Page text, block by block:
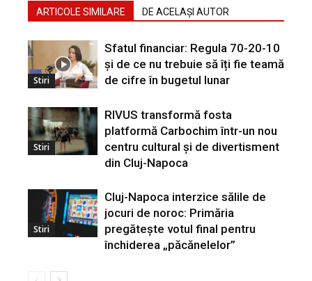
ARTICOLE SIMILARE DE ACELAȘI AUTOR
Stiri
Sfatul financiar: Regula 70-20-10
și de ce nu trebuie să îți fie teamă
de cifre în bugetul lunar
Stiri
RIVUS transformă fosta
platformă Carbochim într-un nou
centru cultural și de divertisment
din Cluj-Napoca
Stiri
Cluj-Napoca interzice sălile de
jocuri de noroc: Primăria
pregătește votul final pentru
închiderea „păcănelelor”